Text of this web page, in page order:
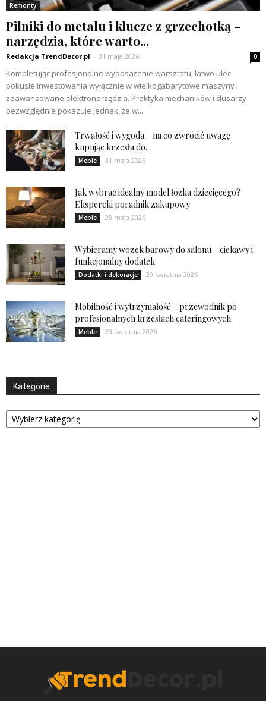
Remonty
Pilniki do metalu i klucze z grzechotką –
narzędzia, które warto...
Redakcja TrendDecor.pl - 31 maja 2026 0
Kompletując profesjonalne wyposażenie warsztatu, łatwo ulec
pokusie inwestowania wyłącznie w wielkogabarytowe maszyny i
zaawansowane elektronarzędzia. Praktyka mechaników i ślusarzy
bezwzględnie pokazuje jednak, że w...
Trwałość i wygoda – na co zwrócić uwagę
kupując krzesła do...
Meble 31 maja 2026
Jak wybrać idealny model łóżka dziecięcego?
Ekspercki poradnik zakupowy
Meble 28 maja 2026
Wybieramy wózek barowy do salonu – ciekawy i
funkcjonalny dodatek
Dodatki i dekoracje 29 kwietnia 2026
Mobilność i wytrzymałość – przewodnik po
profesjonalnych krzesłach cateringowych
Meble 28 kwietnia 2026
Kategorie
Kategorie